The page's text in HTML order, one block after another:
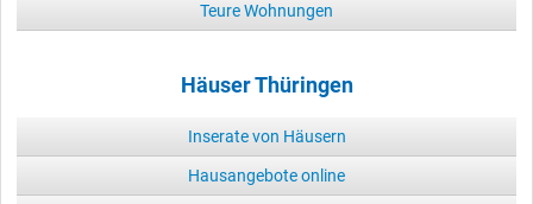
Teure Wohnungen
Häuser Thüringen
Inserate von Häusern
Hausangebote online